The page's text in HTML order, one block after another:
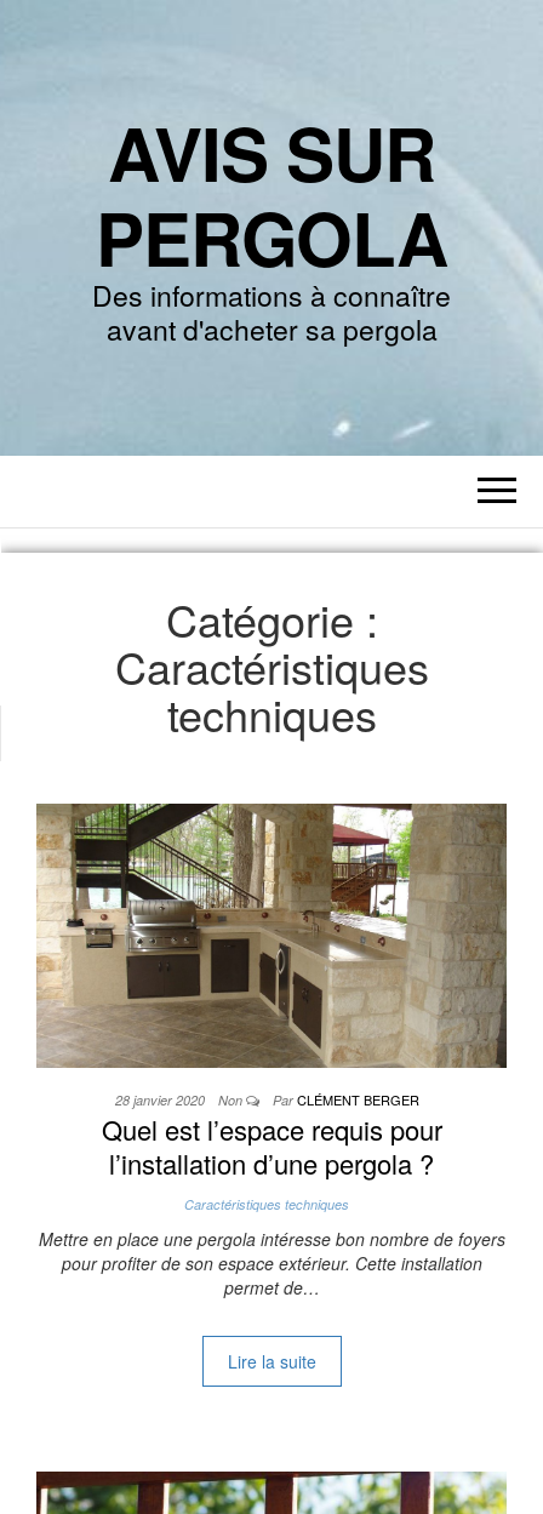
AVIS SUR
PERGOLA
Des informations à connaître
avant d'acheter sa pergola
Catégorie :
Caractéristiques
techniques
28 janvier 2020 Non Par CLÉMENT BERGER
Quel est l’espace requis pour
l’installation d’une pergola ?
Caractéristiques techniques
Mettre en place une pergola intéresse bon nombre de foyers
pour profiter de son espace extérieur. Cette installation
permet de…
Lire la suite